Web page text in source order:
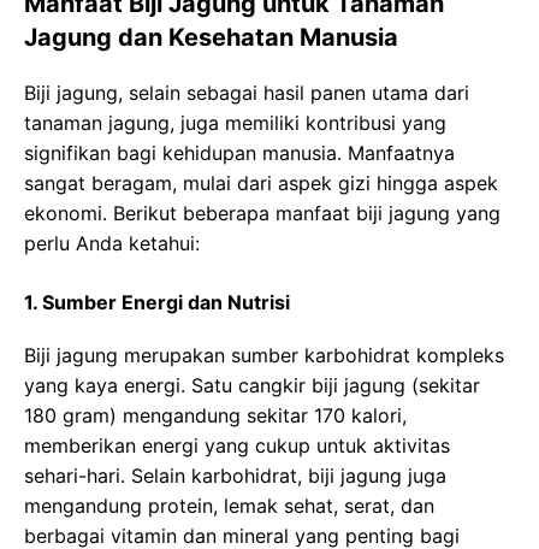
Jagung dan Kesehatan Manusia
Biji jagung, selain sebagai hasil panen utama dari
tanaman jagung, juga memiliki kontribusi yang
signifikan bagi kehidupan manusia. Manfaatnya
sangat beragam, mulai dari aspek gizi hingga aspek
ekonomi. Berikut beberapa manfaat biji jagung yang
perlu Anda ketahui:
1. Sumber Energi dan Nutrisi
Biji jagung merupakan sumber karbohidrat kompleks
yang kaya energi. Satu cangkir biji jagung (sekitar
180 gram) mengandung sekitar 170 kalori,
memberikan energi yang cukup untuk aktivitas
sehari-hari. Selain karbohidrat, biji jagung juga
mengandung protein, lemak sehat, serat, dan
berbagai vitamin dan mineral yang penting bagi